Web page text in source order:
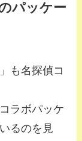
パッケー
も名探偵コ
ラボパッケ
るのを見